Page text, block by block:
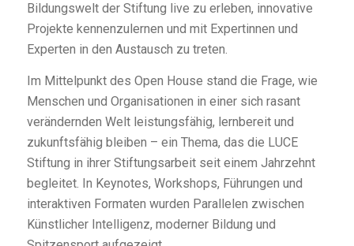
Bildungswelt der Stiftung live zu erleben, innovative
Projekte kennenzulernen und mit Expertinnen und
Experten in den Austausch zu treten.
Im Mittelpunkt des Open House stand die Frage, wie
Menschen und Organisationen in einer sich rasant
verändernden Welt leistungsfähig, lernbereit und
zukunftsfähig bleiben – ein Thema, das die LUCE
Stiftung in ihrer Stiftungsarbeit seit einem Jahrzehnt
begleitet. In Keynotes, Workshops, Führungen und
interaktiven Formaten wurden Parallelen zwischen
Künstlicher Intelligenz, moderner Bildung und